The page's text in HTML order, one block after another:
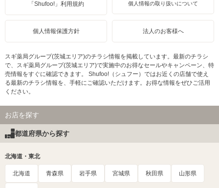
「Shufoo!」利用規約 個人情報の取り扱いについて
個人情報保護方針 法人のお客様へ
スギ薬局グループ(茨城エリア)のチラシ情報を掲載しています。最新のチラシ
で、スギ薬局グループ(茨城エリア)で実施中のお得なセールやキャンペーン、特
売情報をすぐに確認できます。 Shufoo!（シュフー）ではお近くの店舗で使え
る最新のチラシ情報を、手軽にご確認いただけます。お得な情報をぜひご活用
ください。
お店を探す
都道府県から探す
北海道・東北
北海道 青森県 岩手県 宮城県 秋田県 山形県